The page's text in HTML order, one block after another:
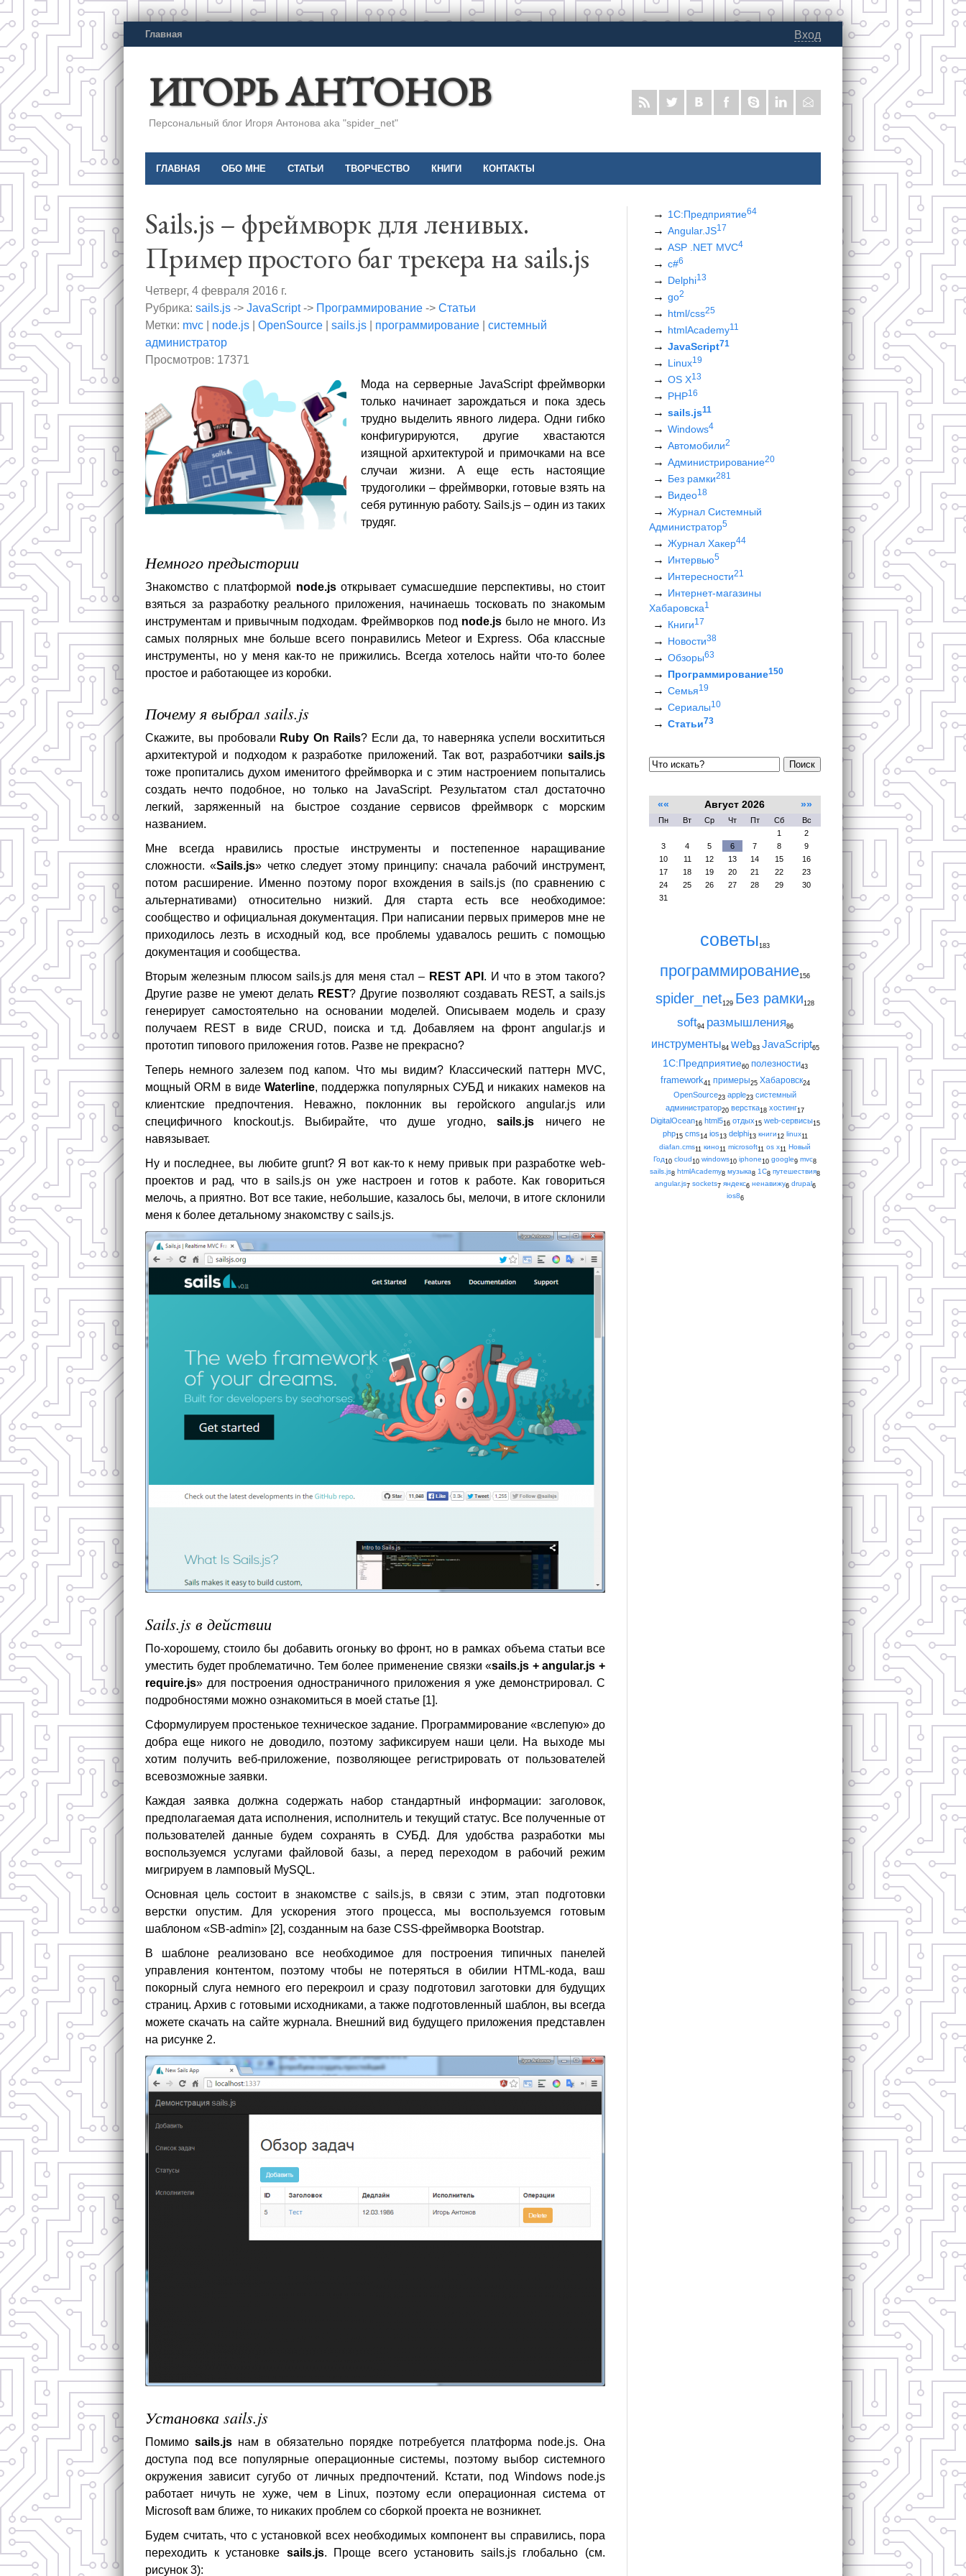
Главная Вход
ИГОРЬ АНТОНОВ
Персональный блог Игоря Антонова aka "spider_net"
ГЛАВНАЯ ОБО МНЕ СТАТЬИ ТВОРЧЕСТВО КНИГИ КОНТАКТЫ
Sails.js – фреймворк для ленивых.
Пример простого баг трекера на sails.js
Четверг, 4 февраля 2016 г.
Рубрика: sails.js -> JavaScript-> Программирование -> Статьи
Метки: mvc node.js OpenSource sails.js программирование
системный
администратор
Просмотров: 17371
Мода на серверные JavaScript фреймворки
только начинает зарождаться и пока здесь
трудно выделить явного лидера. Одни гибко
конфигурируются, другие хвастаются
изящной архитектурой и примочками на все
случаи жизни. А еще есть настоящие
трудоголики – фреймворки, готовые взять на
себя рутинную работу. Sails.js – один из таких
трудяг.
Немного предыстории
Знакомство с платформой node.jsоткрывает сумасшедшие перспективы, но стоит
взяться за разработку реального приложения, начинаешь тосковать по знакомым
инструментам и привычным подходам. Фреймворков под node.jsбыло не много. Из
самых полярных мне больше всего понравились Meteor и Express. Оба классные
инструменты, но у меня как-то не прижились. Всегда хотелось найти что-то более
простое и работающее из коробки.
Почему я выбрал sails.js
Скажите, вы пробовали Ruby On Rails? Если да, то наверняка успели восхититься
архитектурой и подходом к разработке приложений. Так вот, разработчики sails.js
тоже пропитались духом именитого фреймворка и с этим настроением попытались
создать нечто подобное, но только на JavaScript. Результатом стал достаточно
легкий, заряженный на быстрое создание сервисов фреймворк с морским
названием.
Мне всегда нравились простые инструменты и постепенное наращивание
сложности. «Sails.js» четко следует этому принципу: сначала рабочий инструмент,
потом расширение. Именно поэтому порог вхождения в sails.js (по сравнению с
альтернативами) относительно низкий. Для старта есть все необходимое:
сообщество и официальная документация. При написании первых примеров мне не
приходилось лезть в исходный код, все проблемы удавалось решить с помощью
документация и сообщества.
Вторым железным плюсом sails.js для меня стал – REST API . И что в этом такого?
Другие разве не умеют делать REST? Другие позволяют создавать REST, а sails.js
генерирует самостоятельно на основании моделей. Описываем модель и сразу
получаем REST в виде CRUD, поиска и т.д. Добавляем на фронт angular.js и
прототип типового приложения готов. Разве не прекрасно?
Теперь немного залезем под капом. Что мы видим? Классический паттерн MVC,
мощный ORM в видеWaterline, поддержка популярных СУБД и никаких намеков на
клиентские предпочтения. Неважно, поклонник вы геройского angular.js или
специфичного knockout.js. Выбирайте, что душе угодно, sails.js ничего не
навязывает.
Ну и последнее, вы любите grunt? Я вот как-то к нему привык при разработке web-
проектов и рад, что в sails.js он уже настроен и готов к работе. Как говориться
мелочь, а приятно. Вот все такие, небольшие, казалось бы, мелочи, в итоге склонили
меня к более детальному знакомству с sails.js.
Sails.js в действии
По-хорошему, стоило бы добавить огоньку во фронт, но в рамках объема статьи все
уместить будет проблематично. Тем более применение связки «sails.js + angular.js +
require.js» для построения одностраничного приложения я уже демонстрировал. С
подробностями можно ознакомиться в моей статье [1].
Сформулируем простенькое техническое задание. Программирование «вслепую» до
добра еще никого не доводило, поэтому зафиксируем наши цели. На выходе мы
хотим получить веб-приложение, позволяющее регистрировать от пользователей
всевозможные заявки.
Каждая заявка должна содержать набор стандартный информации: заголовок,
предполагаемая дата исполнения, исполнитель и текущий статус. Все полученные от
пользователей данные будем сохранять в СУБД. Для удобства разработки мы
воспользуемся услугами файловой базы, а перед переходом в рабочий режим
мигрируем в ламповый MySQL.
Основная цель состоит в знакомстве с sails.js, в связи с этим, этап подготовки
верстки опустим. Для ускорения этого процесса, мы воспользуемся готовым
шаблоном «SB-admin» [2], созданным на базе CSS-фреймворка Bootstrap.
В шаблоне реализовано все необходимое для построения типичных панелей
управления контентом, поэтому чтобы не потеряться в обилии HTML-кода, ваш
покорный слуга немного его перекроил и сразу подготовил заготовки для будущих
страниц. Архив с готовыми исходниками, а также подготовленный шаблон, вы всегда
можете скачать на сайте журнала. Внешний вид будущего приложения представлен
на рисунке 2.
Установка sails.js
Помимо sails.js нам в обязательно порядке потребуется платформа node.js. Она
доступа под все популярные операционные системы, поэтому выбор системного
окружения зависит сугубо от личных предпочтений. Кстати, под Windows node.js
работает ничуть не хуже, чем в Linux, поэтому если операционная система от
Microsoft вам ближе, то никаких проблем со сборкой проекта не возникнет.
Будем считать, что с установкой всех необходимых компонент вы справились, пора
переходить к установке sails.js. Проще всего установить sails.js глобально (см.
рисунок 3):
1С:Предприятие64
Angular.JS17
ASP .NET MVC4
c#6
Delphi13
go2
html/css25
htmlAcademy11
JavaScript71
Linux19
OS X13
PHP16
sails.js11
Windows4
Автомобили2
Администрирование20
Без рамки281
Видео18
Журнал Системный
Администратор5
Журнал Хакер44
Интервью5
Интересности21
Интернет-магазины
Хабаровска1
Книги17
Новости38
Обзоры63
Программирование150
Семья19
Сериалы10
Статьи73
Поиск
«« Август 2026 »»
Пн Вт Ср Чт Пт Сб
Вс
1
2
3
4 5 6 7 8
9
10
11 12 13 14 15
16
17
18 19 20 21 22
23
24
25 26 27 28 29
30
31
советы183
программирование156
spider_net129 Без рамки128
soft94 размышления86
инструменты84 web83 JavaScript65
1С:Предприятие60 полезности43
framework41 примеры25 Хабаровск24
OpenSource23 apple23 системный
администратор20 верстка18 хостинг17
DigitalOcean16 html516 отдых15 web-сервисы15
php15 cms14 ios13 delphi13 книги12 linux11
diafan.cms11 кино11 microsoft11 os x11 Новый
Год10 cloud10 windows10 iphone10 google9 mvc8
sails.js8 htmlAcademy8 музыка8 1С8 путешествия8
angular.js7 sockets7 яндекс6 ненавижу6 drupal6
ios86